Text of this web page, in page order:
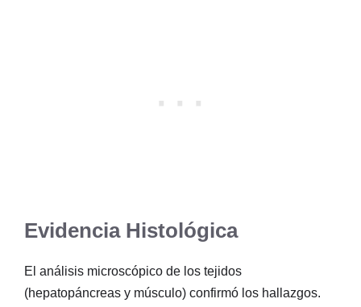
Evidencia Histológica
El análisis microscópico de los tejidos
(hepatopáncreas y músculo) confirmó los hallazgos.